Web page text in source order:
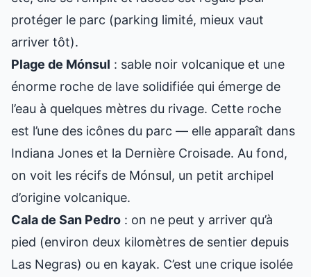
protéger le parc (parking limité, mieux vaut
arriver tôt).
Plage de Mónsul : sable noir volcanique et une
énorme roche de lave solidifiée qui émerge de
l’eau à quelques mètres du rivage. Cette roche
est l’une des icônes du parc — elle apparaît dans
Indiana Jones et la Dernière Croisade. Au fond,
on voit les récifs de Mónsul, un petit archipel
d’origine volcanique.
Cala de San Pedro : on ne peut y arriver qu’à
pied (environ deux kilomètres de sentier depuis
Las Negras) ou en kayak. C’est une crique isolée